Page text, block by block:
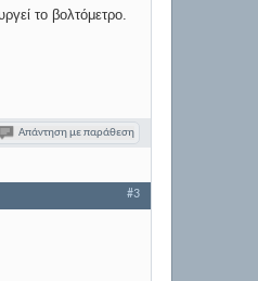
το βολτόμετρο.
Απάντηση με παράθεση
#3